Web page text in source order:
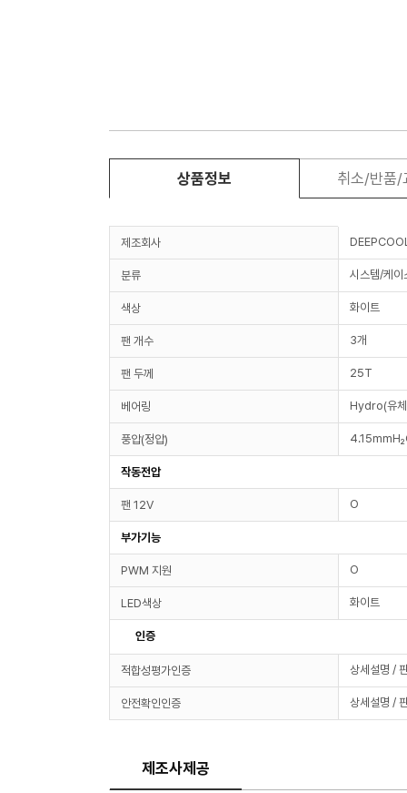
상품정보 취소/반품/
제조회사
분류 시스템/케이
색상 화이트
팬 개수 3개
팬 두께 25T
베어링 Hydro(유
풍압(정압)
작동전압
팬 12V O
부가기능
PWM 지원 O
LED색상 화이트
인증
적합성평가인증 상세설명 /
안전확인인증 상세설명 /
제조사제공